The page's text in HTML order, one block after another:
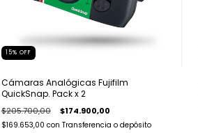
15% OFF
Cámaras Analógicas Fujifilm
QuickSnap. Pack x 2
$205.700,00 $174.900,00
$169.653,00 con Transferencia o depósito